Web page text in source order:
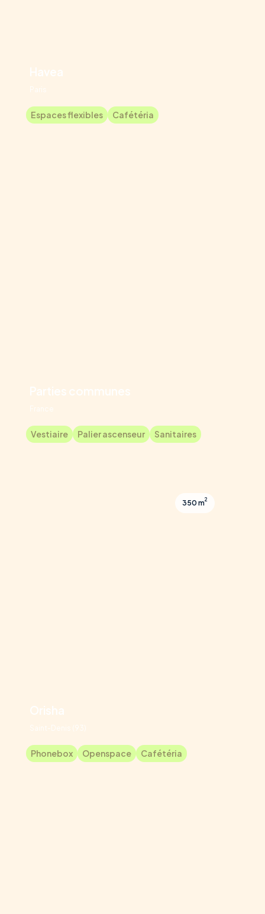
Havea
Paris
Espaces flexibles Cafétéria
Parties communes
France
Vestiaire Palier ascenseur Sanitaires
350 m2
Orisha
Saint-Denis (93)
Phonebox Openspace Cafétéria